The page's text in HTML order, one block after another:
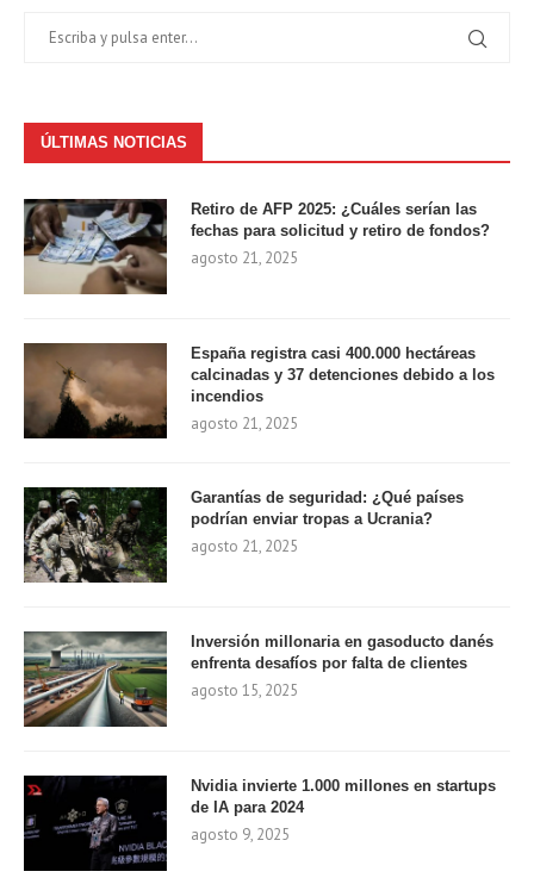
ÚLTIMAS NOTICIAS
Retiro de AFP 2025: ¿Cuáles serían las
fechas para solicitud y retiro de fondos?
agosto 21, 2025
España registra casi 400.000 hectáreas
calcinadas y 37 detenciones debido a los
incendios
agosto 21, 2025
Garantías de seguridad: ¿Qué países
podrían enviar tropas a Ucrania?
agosto 21, 2025
Inversión millonaria en gasoducto danés
enfrenta desafíos por falta de clientes
agosto 15, 2025
Nvidia invierte 1.000 millones en startups
de IA para 2024
agosto 9, 2025